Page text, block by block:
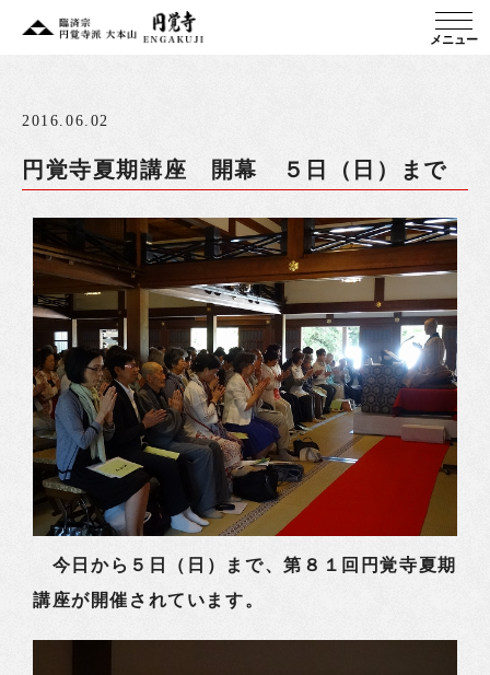
メニュー
2016.06.02
円覚寺夏期講座 開幕 ５日（日）まで
今日から５日（日）まで、第８１回円覚寺夏期
講座が開催されています。